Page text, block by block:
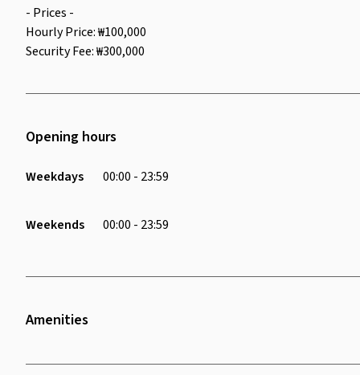
- Prices -
Hourly Price: ₩100,000
Security Fee: ₩300,000
Opening hours
Weekdays 00:00 - 23:59
Weekends 00:00 - 23:59
Amenities
Wifi Air Conditioning